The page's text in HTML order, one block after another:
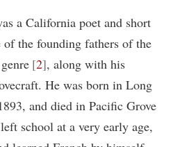
a California poet and short
the founding fathers of the
2 , along with his
He was born in Long
and died in Pacific Grove
school at a very early age,